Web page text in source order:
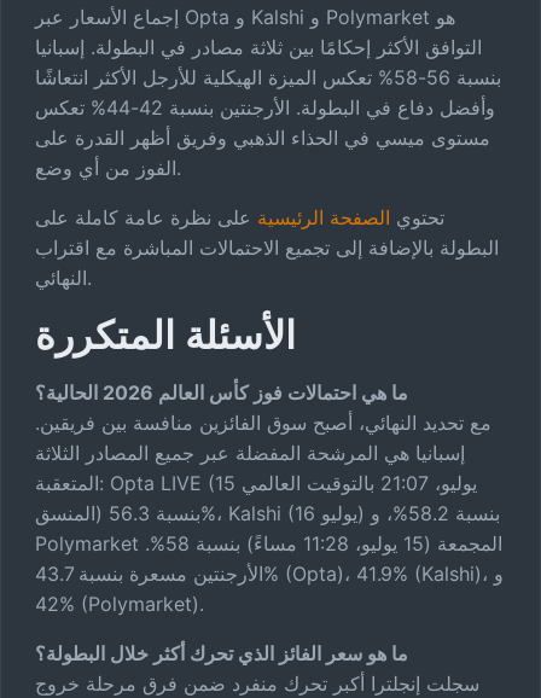
إجماع الأسعار عبر Opta و Kalshi و Polymarket هو
التوافق الأكثر إحكامًا بين ثلاثة مصادر في البطولة. إسبانيا
بنسبة 56-58% تعكس الميزة الهيكلية للأرجل الأكثر انتعاشًا
وأفضل دفاع في البطولة. الأرجنتين بنسبة 42-44% تعكس
مستوى ميسي في الحذاء الذهبي وفريق أظهر القدرة على
الفوز من أي وضع.
تحتوي الصفحة الرئيسية على نظرة عامة كاملة على
البطولة بالإضافة إلى تجميع الاحتمالات المباشرة مع اقتراب
النهائي.
الأسئلة المتكررة
ما هي احتمالات فوز كأس العالم 2026 الحالية؟
مع تحديد النهائي، أصبح سوق الفائزين منافسة بين فريقين.
إسبانيا هي المرشحة المفضلة عبر جميع المصادر الثلاثة
المتعقبة: Opta LIVE (15 يوليو، 21:07 بالتوقيت العالمي
المنسق) بنسبة 56.3%، Kalshi (16 يوليو) بنسبة 58.2%، و
Polymarket المجمعة (15 يوليو، 11:28 مساءً) بنسبة 58%.
الأرجنتين مسعرة بنسبة 43.7% (Opta)، 41.9% (Kalshi)، و
42% (Polymarket).
ما هو سعر الفائز الذي تحرك أكثر خلال البطولة؟
سجلت إنجلترا أكبر تحرك منفرد ضمن فرق مرحلة خروج